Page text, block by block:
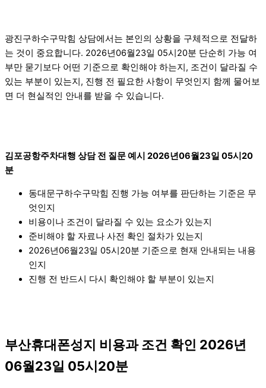
광진구하수구막힘 상담에서는 본인의 상황을 구체적으로 전달하
는 것이 중요합니다. 2026년06월23일 05시20분 단순히 가능 여
부만 묻기보다 어떤 기준으로 확인해야 하는지, 조건이 달라질 수
있는 부분이 있는지, 진행 전 필요한 사항이 무엇인지 함께 물어보
면 더 현실적인 안내를 받을 수 있습니다.
김포공항주차대행 상담 전 질문 예시 2026년06월23일 05시20
분
동대문구하수구막힘 진행 가능 여부를 판단하는 기준은 무
엇인지
비용이나 조건이 달라질 수 있는 요소가 있는지
준비해야 할 자료나 사전 확인 절차가 있는지
2026년06월23일 05시20분 기준으로 현재 안내되는 내용
인지
진행 전 반드시 다시 확인해야 할 부분이 있는지
부산휴대폰성지 비용과 조건 확인 2026년
06월23일 05시20분